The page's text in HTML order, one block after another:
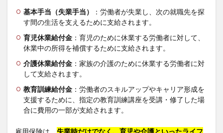
基本手当（失業手当）
：労働者が失業し、次の就職先を探
す間の生活を支えるために支給されます。
育児休業給付金 ：育児のために休業する労働者に対して、
休業中の所得を補償するために支給されます。
介護休業給付金 ：家族の介護のために休業する労働者に対
して支給されます。
教育訓練給付金 ：労働者のスキルアップやキャリア形成を
支援するために、指定の教育訓練講座を受講・修了した場
合に費用の一部が支給されます。